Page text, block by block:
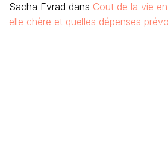
Sacha Evrad dans Cout de la vie
elle chère et quelles dépenses